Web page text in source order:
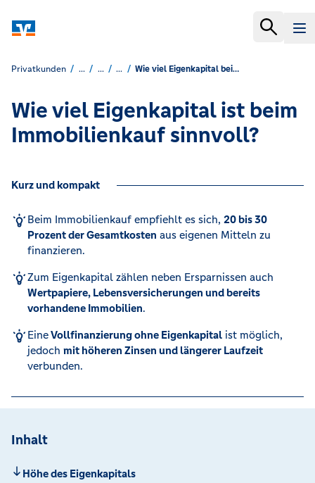
Privatkunden ... ... ... Wie viel Eigenkapital beim Immobilienkauf?
Wie viel Eigenkapital ist beim
Immobilienkauf sinnvoll?
Kurz und kompakt
Beim Immobilienkauf empfiehlt es sich, 20 bis 30
Prozent der Gesamtkosten aus eigenen Mitteln zu
finanzieren.
Zum Eigenkapital zählen neben Ersparnissen auch
Wertpapiere, Lebensversicherungen und bereits
vorhandene Immobilien.
EineVollfinanzierung ohne Eigenkapitalist möglich,
jedoch mit höheren Zinsen und längerer Laufzeit
verbunden.
Inhalt
Höhe des Eigenkapitals